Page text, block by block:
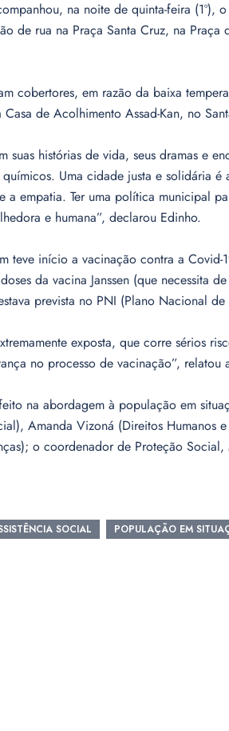
na noite de quinta-feira (1º),
de rua na Praça Santa Cruz, na
cobertores, em razão da baixa
Casa de Acolhimento Assad-Kan, no
suas histórias de vida, seus dramas e
Uma cidade justa e solidária
a empatia. Ter uma política municipal
e humana”, declarou Edinho.
teve início a vacinação contra a
da vacina Janssen (que necessita
prevista no PNI (Plano Nacional de
exposta, que corre sérios
no processo de vacinação”, relatou
na abordagem à população em
Amanda Vizoná (Direitos Humanos
o coordenador de Proteção
SOCIAL POPULAÇÃO EM